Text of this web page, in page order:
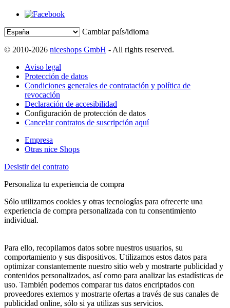
Cambiar país/idioma
© 2010-2026 niceshops GmbH - All rights reserved.
Aviso legal
Protección de datos
Condiciones generales de contratación y política de
revocación
Declaración de accesibilidad
Configuración de protección de datos
Cancelar contratos de suscripción aquí
Empresa
Otras nice Shops
Desistir del contrato
Personaliza tu experiencia de compra
Sólo utilizamos cookies y otras tecnologías para ofrecerte una
experiencia de compra personalizada con tu consentimiento
individual.
Para ello, recopilamos datos sobre nuestros usuarios, su
comportamiento y sus dispositivos. Utilizamos estos datos para
optimizar constantemente nuestro sitio web y mostrarte publicidad y
contenidos personalizados, así como para analizar las estadísticas de
uso. También podemos comparar tus datos encriptados con
proveedores externos y mostrarte ofertas a través de sus canales de
publicidad online, sólo si ya utilizas sus servicios.